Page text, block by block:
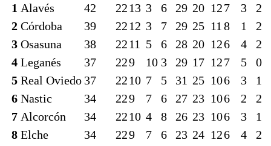
1 Alavés 42 2213 3 6 29 20 127 3 2
2 Córdoba 39 2212 3 7 29 25 11 8 1 2
3 Osasuna 38 2211 5 6 28 20 126 4 2
4 Leganés 37 229 10 3 29 17 127 5 0
5 Real Oviedo 37 2210 7 5 31 25 106 3 1
6 Nastic 34 229 7 6 27 23 106 2 2
7 Alcorcón 34 2210 4 8 26 23 106 3 1
8 Elche 34 229 7 6 23 24 126 4 2